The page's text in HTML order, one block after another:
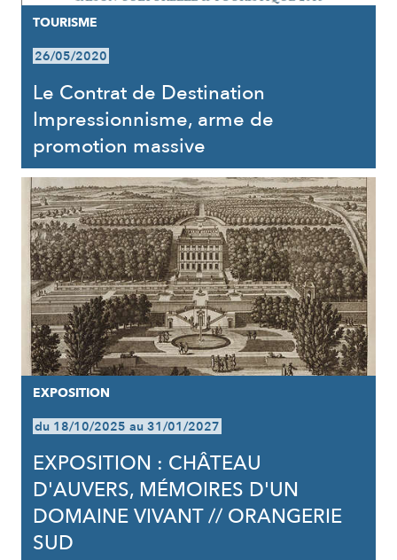
TOURISME
26/05/2020
Le Contrat de Destination
Impressionnisme, arme de
promotion massive
EXPOSITION
du 18/10/2025 au 31/01/2027
EXPOSITION : CHÂTEAU
D'AUVERS, MÉMOIRES D'UN
DOMAINE VIVANT // ORANGERIE
SUD